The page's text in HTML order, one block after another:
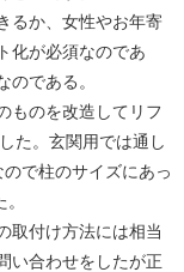
るか、女性やお年寄
化が必須なのであ
である。
ものを改造してリフ
た。玄関用では通し
で柱のサイズにあっ
取付け方法には相当
い合わせをしたが正